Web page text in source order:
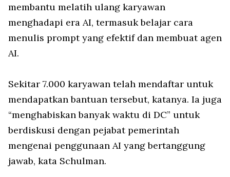
membantu melatih ulang karyawan
menghadapi era AI, termasuk belajar cara
menulis prompt yang efektif dan membuat agen
AI.
Sekitar 7.000 karyawan telah mendaftar untuk
mendapatkan bantuan tersebut, katanya. Ia juga
“menghabiskan banyak waktu di DC” untuk
berdiskusi dengan pejabat pemerintah
mengenai penggunaan AI yang bertanggung
jawab, kata Schulman.